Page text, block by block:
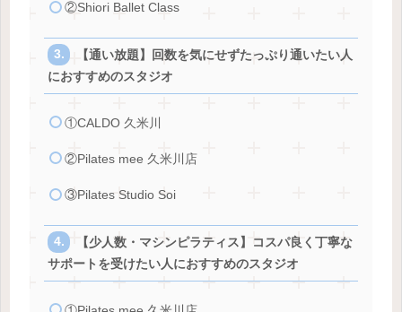
②Shiori Ballet Class
【通い放題】回数を気にせずたっぷり通いたい人
におすすめのスタジオ
①CALDO 久米川
②Pilates mee 久米川店
③Pilates Studio Soi
【少人数・マシンピラティス】コスパ良く丁寧な
サポートを受けたい人におすすめのスタジオ